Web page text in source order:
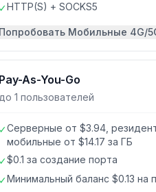
✓HTTP(S) + SOCKS5
Попробовать Мобильные 4G/
Pay-As-You-Go
до 1 пользователей
✓Серверные от $3.94,
мобильные от $14.17 за ГБ
✓$0.1 за создание порта
✓Минимальный баланс $0.13 на